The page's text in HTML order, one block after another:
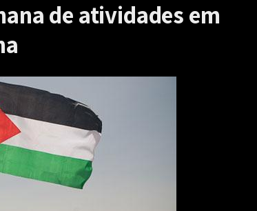
de atividades em